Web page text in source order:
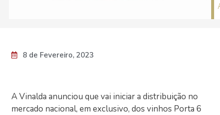
8 de Fevereiro, 2023
A Vinalda anunciou que vai iniciar a distribuição no
mercado nacional, em exclusivo, dos vinhos Porta 6